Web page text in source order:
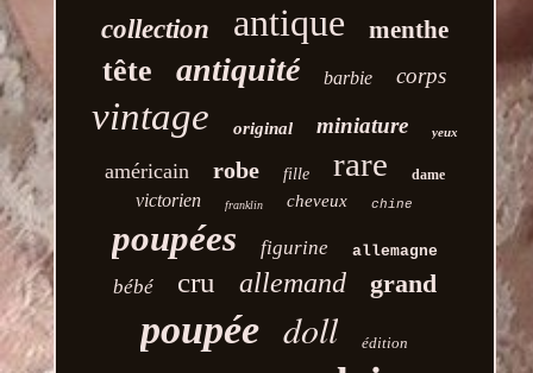
collection antique menthe
tête antiquité barbie corps
vintage original miniature yeux
américain robe fille rare dame
victorien franklin cheveux chine
poupées figurine allemagne
bébé cru allemand grand
poupée doll édition